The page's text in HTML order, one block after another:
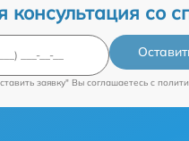
консультация со
заявку" Вы соглашаетесь c